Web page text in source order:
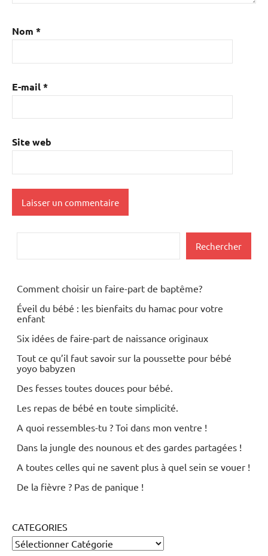
Nom *
E-mail*
Site web
Rechercher
Comment choisir un faire-part de baptême?
Éveil du bébé : les bienfaits du hamac pour votre
enfant
Six idées de faire-part de naissance originaux
Tout ce qu’il faut savoir sur la poussette pour bébé
yoyo babyzen
Des fesses toutes douces pour bébé.
Les repas de bébé en toute simplicité.
A quoi ressembles-tu ? Toi dans mon ventre !
Dans la jungle des nounous et des gardes partagées !
A toutes celles qui ne savent plus à quel sein se vouer !
De la fièvre ? Pas de panique !
CATEGORIES